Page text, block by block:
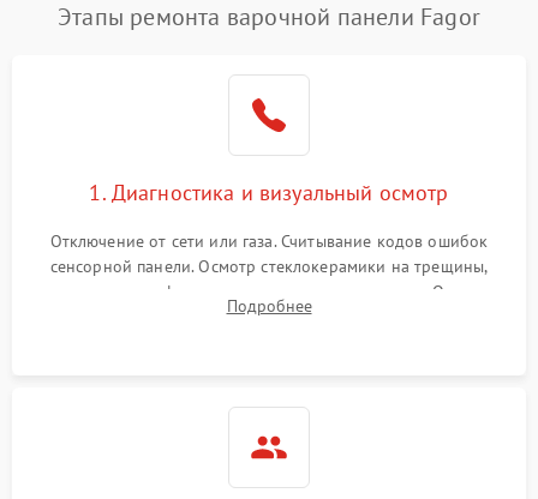
Этапы ремонта варочной панели Fagor
1. Диагностика и визуальный осмотр
Отключение от сети или газа. Считывание кодов ошибок
сенсорной панели. Осмотр стеклокерамики на трещины,
проверка конфорок на равномерность нагрева. Опрос
клиента о симптомах (не включается, не видит посуду,
Подробнее